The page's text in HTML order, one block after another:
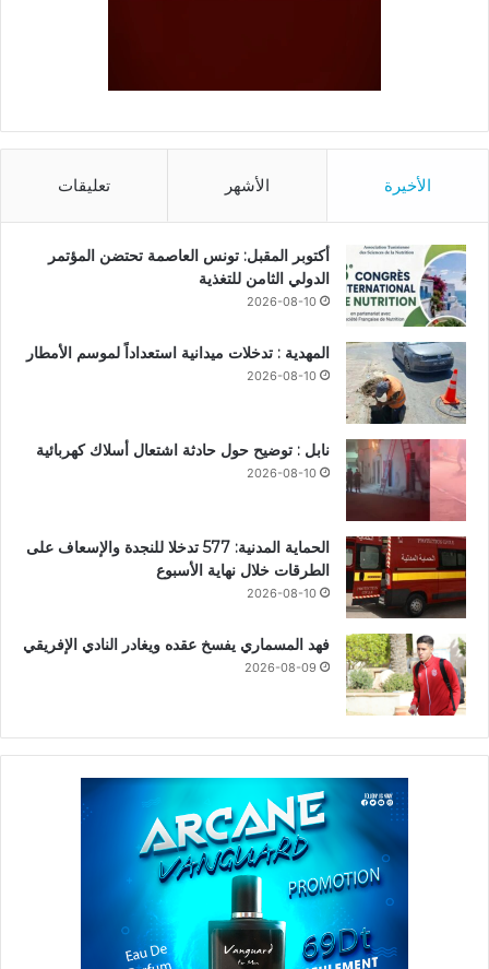
الأخيرة الأشهر تعليقات
أكتوبر المقبل: تونس العاصمة تحتضن المؤتمر
الدولي الثامن للتغذية
2026-08-10
المهدية : تدخلات ميدانية استعداداً لموسم الأمطار
2026-08-10
نابل : توضيح حول حادثة اشتعال أسلاك كهربائية
2026-08-10
الحماية المدنية: 577 تدخلا للنجدة والإسعاف على
الطرقات خلال نهاية الأسبوع
2026-08-10
فهد المسماري يفسخ عقده ويغادر النادي الإفريقي
2026-08-09